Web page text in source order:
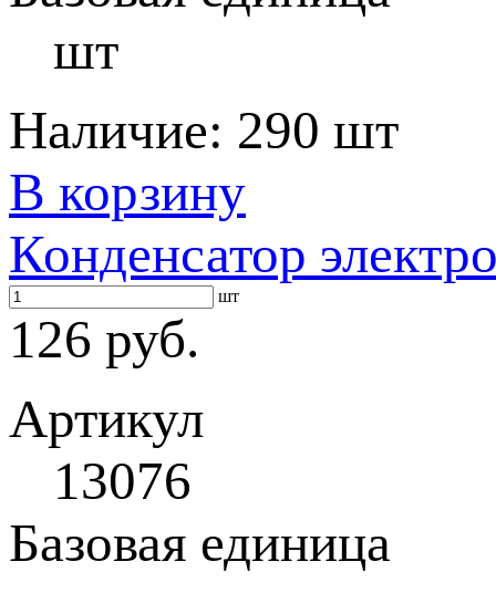
шт
Наличие: 290 шт
В корзину
Конденсатор
шт
126 руб.
Артикул
13076
Базовая единица